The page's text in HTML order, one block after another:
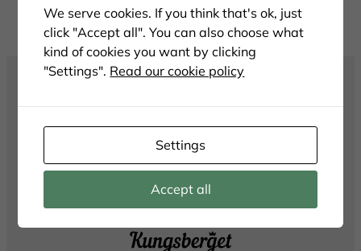
We serve cookies. If you think that's ok, just
click "Accept all". You can also choose what
kind of cookies you want by clicking
"Settings". Read our cookie policy
Settings
Accept all